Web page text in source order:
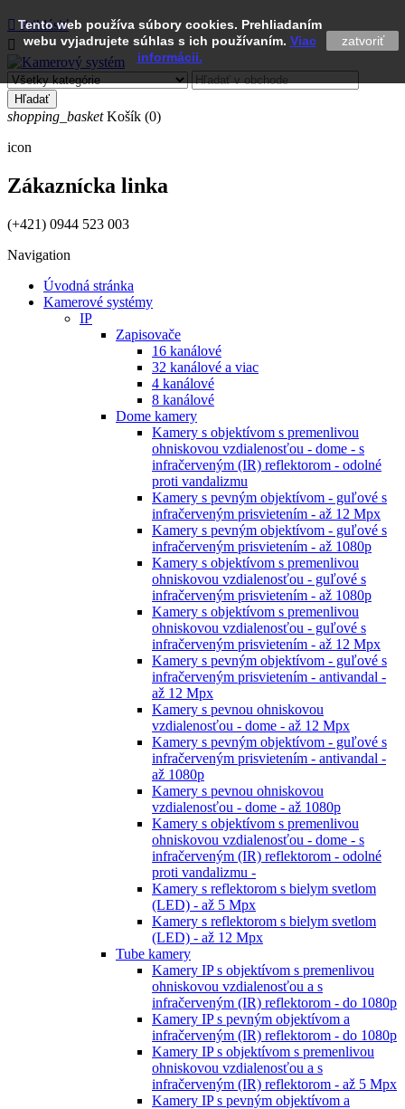
Tento web používa súbory cookies. Prehliadaním
webu vyjadrujete súhlas s ich používaním. Viac
informácii.
zatvoriť
 Prihlásiť

Hľadať
shopping_basket Košík (0)
icon
Zákaznícka linka
(+421) 0944 523 003
Navigation
Úvodná stránka
Kamerové systémy
IP
Zapisovače
16 kanálové
32 kanálové a viac
4 kanálové
8 kanálové
Dome kamery
Kamery s objektívom s premenlivou
ohniskovou vzdialenosťou - dome - s
infračerveným (IR) reflektorom - odolné
proti vandalizmu
Kamery s pevným objektívom - guľové s
infračerveným prisvietením - až 12 Mpx
Kamery s pevným objektívom - guľové s
infračerveným prisvietením - až 1080p
Kamery s objektívom s premenlivou
ohniskovou vzdialenosťou - guľové s
infračerveným prisvietením - až 1080p
Kamery s objektívom s premenlivou
ohniskovou vzdialenosťou - guľové s
infračerveným prisvietením - až 12 Mpx
Kamery s pevným objektívom - guľové s
infračerveným prisvietením - antivandal -
až 12 Mpx
Kamery s pevnou ohniskovou
vzdialenosťou - dome - až 12 Mpx
Kamery s pevným objektívom - guľové s
infračerveným prisvietením - antivandal -
až 1080p
Kamery s pevnou ohniskovou
vzdialenosťou - dome - až 1080p
Kamery s objektívom s premenlivou
ohniskovou vzdialenosťou - dome - s
infračerveným (IR) reflektorom - odolné
proti vandalizmu -
Kamery s reflektorom s bielym svetlom
(LED) - až 5 Mpx
Kamery s reflektorom s bielym svetlom
(LED) - až 12 Mpx
Tube kamery
Kamery IP s objektívom s premenlivou
ohniskovou vzdialenosťou a s
infračerveným (IR) reflektorom - do 1080p
Kamery IP s pevným objektívom a
infračerveným (IR) reflektorom - do 1080p
Kamery IP s objektívom s premenlivou
ohniskovou vzdialenosťou a s
infračerveným (IR) reflektorom - až 5 Mpx
Kamery IP s pevným objektívom a